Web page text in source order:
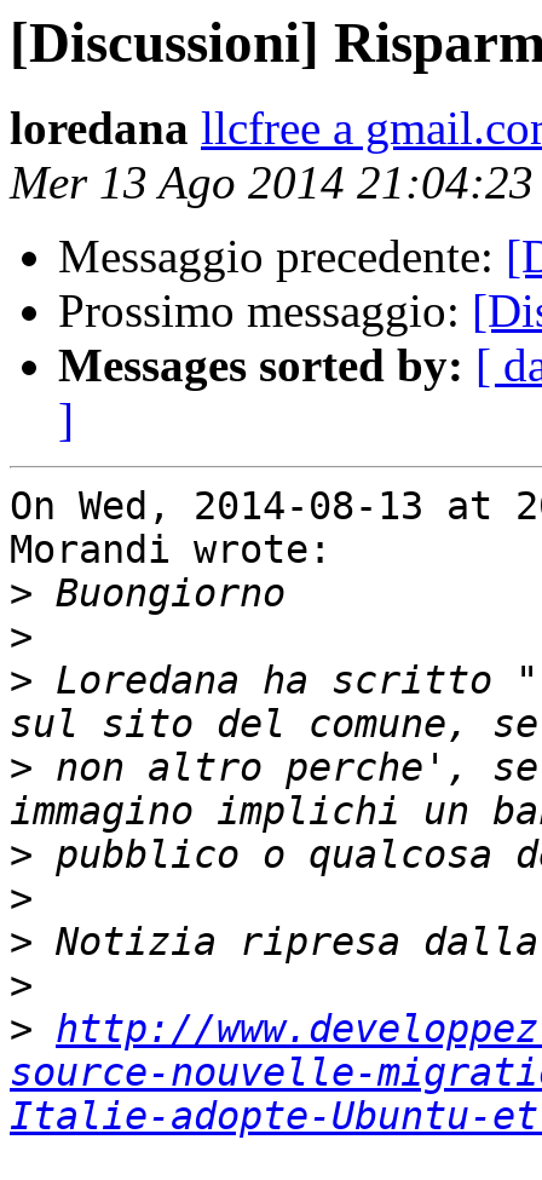
[Discussioni]
loredana llcfree a
Mer 13 Ago 2014 21:04:23
Messaggio precedente:
Prossimo messaggio:
Messages sorted by: [
]
On Wed, 2014-08-13 at
Morandi wrote:
>
>
> Loredana ha scritto
> non altro perche',
>
>
>
>
> http://
source-nouvelle-
Italie-adopte-Ubuntu-